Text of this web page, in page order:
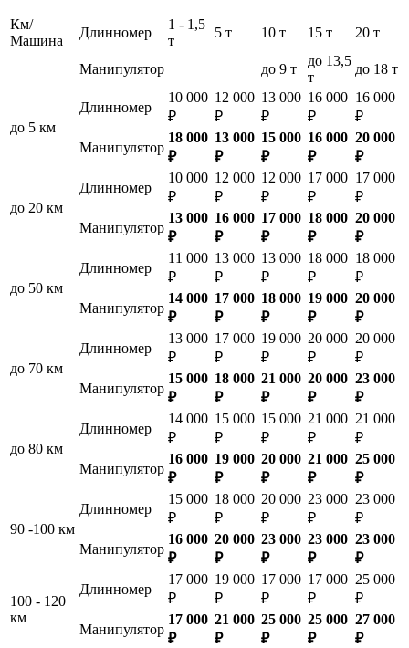
Км/
Машина
Длинномер
1 - 1,5
т
5 т 10 т 15 т 20 т
Манипулятор до 9 т
до 13,5
т
до 18 т
до 5 км
Длинномер
10 000
₽
12 000
₽
13 000
₽
16 000
₽
16 000
₽
Манипулятор
18 000
₽
13 000
₽
15 000
₽
16 000
₽
20 000
₽
до 20 км
Длинномер
10 000
₽
12 000
₽
12 000
₽
17 000
₽
17 000
₽
Манипулятор
13 000
₽
16 000
₽
17 000
₽
18 000
₽
20 000
₽
до 50 км
Длинномер
11 000
₽
13 000
₽
13 000
₽
18 000
₽
18 000
₽
Манипулятор
14 000
₽
17 000
₽
18 000
₽
19 000
₽
20 000
₽
до 70 км
Длинномер
13 000
₽
17 000
₽
19 000
₽
20 000
₽
20 000
₽
Манипулятор
15 000
₽
18 000
₽
21 000
₽
20 000
₽
23 000
₽
до 80 км
Длинномер
14 000
₽
15 000
₽
15 000
₽
21 000
₽
21 000
₽
Манипулятор
16 000
₽
19 000
₽
20 000
₽
21 000
₽
25 000
₽
90 -100 км
Длинномер
15 000
₽
18 000
₽
20 000
₽
23 000
₽
23 000
₽
Манипулятор
16 000
₽
20 000
₽
23 000
₽
23 000
₽
23 000
₽
100 - 120
км
Длинномер
17 000
₽
19 000
₽
17 000
₽
17 000
₽
25 000
₽
Манипулятор
17 000
₽
21 000
₽
25 000
₽
25 000
₽
27 000
₽